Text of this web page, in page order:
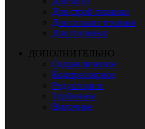
Для строй техники
Для сельхоз техники
Для грузовых
ДОПОЛНИТЕЛЬНО
Гидравлическое
Компрессорное
Редукторное
Турбинное
Вилочное